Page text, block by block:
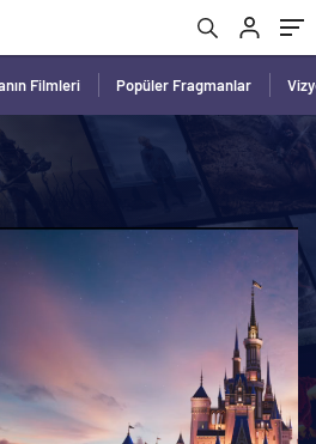
Filmleri Popüler Fragmanlar